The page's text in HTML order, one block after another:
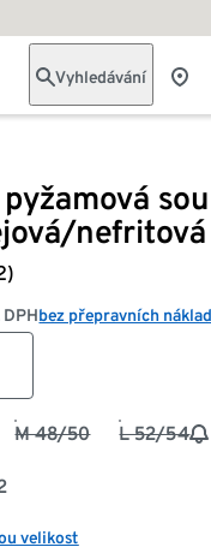
Vyhledávání
nefritová
DPHbez přepravních
M 48/50 L 52/54
velikost